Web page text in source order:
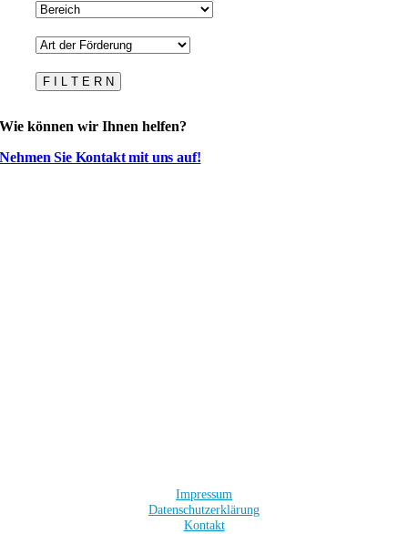
Bereich
Art
Förderung
Wie können wir Ihnen helfen?
Nehmen Sie Kontakt mit uns auf!
Impressum
Datenschutzerklärung
Kontakt